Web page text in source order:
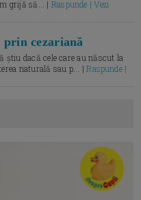
grijă să... | Raspunde | Vezi
prin cezariană
știu dacă cele care au născut la
naturală sau p... |Raspunde |